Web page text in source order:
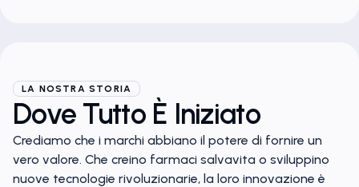
LA NOSTRA STORIA
Dove Tutto È Iniziato
Crediamo che i marchi abbiano il potere di fornire un
vero valore. Che creino farmaci salvavita o sviluppino
nuove tecnologie rivoluzionarie, la loro innovazione è